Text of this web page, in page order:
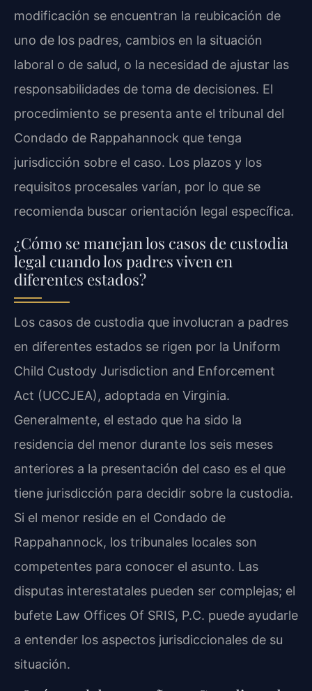
modificación se encuentran la reubicación de
uno de los padres, cambios en la situación
laboral o de salud, o la necesidad de ajustar las
responsabilidades de toma de decisiones. El
procedimiento se presenta ante el tribunal del
Condado de Rappahannock que tenga
jurisdicción sobre el caso. Los plazos y los
requisitos procesales varían, por lo que se
recomienda buscar orientación legal específica.
¿Cómo se manejan los casos de custodia
legal cuando los padres viven en
diferentes estados?
Los casos de custodia que involucran a padres
en diferentes estados se rigen por la Uniform
Child Custody Jurisdiction and Enforcement
Act (UCCJEA), adoptada en Virginia.
Generalmente, el estado que ha sido la
residencia del menor durante los seis meses
anteriores a la presentación del caso es el que
tiene jurisdicción para decidir sobre la custodia.
Si el menor reside en el Condado de
Rappahannock, los tribunales locales son
competentes para conocer el asunto. Las
disputas interestatales pueden ser complejas; el
bufete Law Offices Of SRIS, P.C. puede ayudarle
a entender los aspectos jurisdiccionales de su
situación.